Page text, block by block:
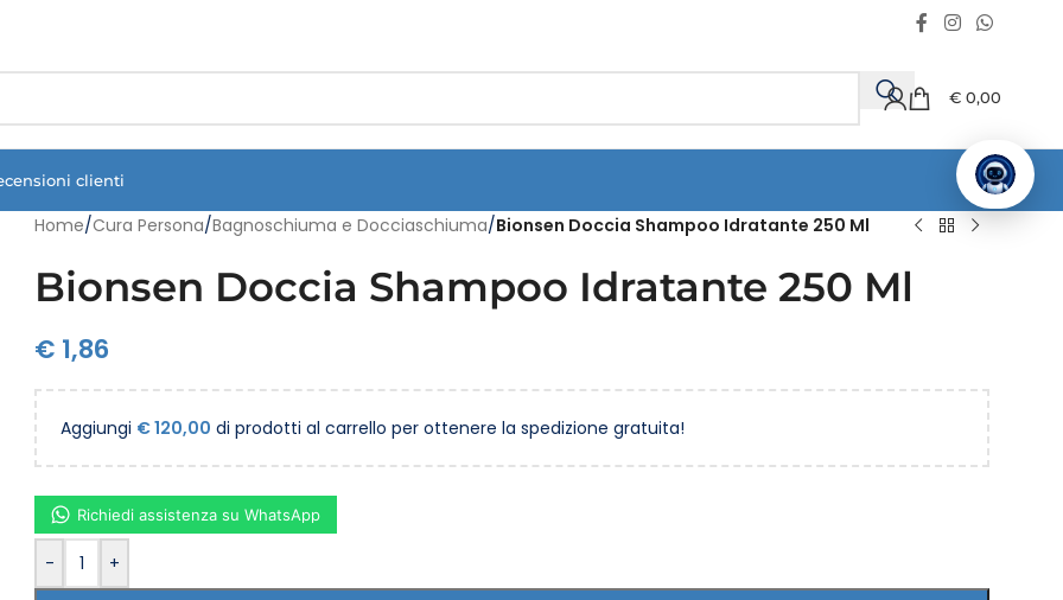
€ 0,00
clienti
Home/Cura Persona/Bagnoschiuma e Docciaschiuma/Bionsen Doccia Shampoo Idratante 250 Ml
Bionsen Doccia Shampoo Idratante 250 Ml
€ 1,86
Aggiungi €120,00 di prodotti al carrello per ottenere la spedizione gratuita!
- +
Richiedi assistenza su WhatsApp